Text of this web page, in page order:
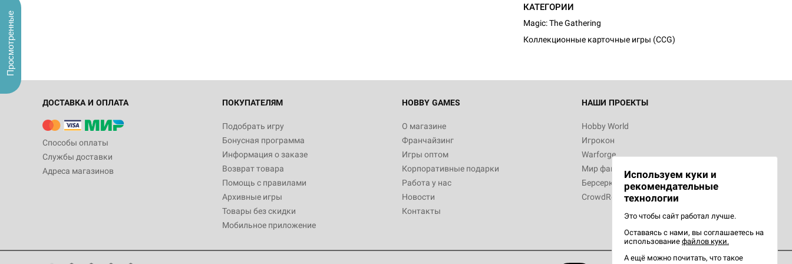
КАТЕГОРИИ
Magic: The Gathering
Коллекционные карточные игры (CCG)
ДОСТАВКА И ОПЛАТА
Способы оплаты
Службы доставки
Адреса магазинов
ПОКУПАТЕЛЯМ
Подобрать игру
Бонусная программа
Информация о заказе
Возврат товара
Помощь с правилами
Архивные игры
Товары без скидки
Мобильное приложение
HOBBY GAMES
О магазине
Франчайзинг
Игры оптом
Корпоративные подарки
Работа у нас
Новости
Контакты
НАШИ ПРОЕКТЫ
Hobby World
Игрокон
Warforge
Мир фантастики
Берсерк
CrowdRepublic
Используем куки и
рекомендательные
технологии
Это чтобы сайт работал лучше.
Оставаясь с нами, вы соглашаетесь на
использование файлов куки.
А ещё можно почитать, что такое
Просмотренные
Белая смерть
12 990
Настольная игра Hobby World Ужас
3 490